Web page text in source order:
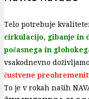
Telo potrebuje
cirkulacijo, gibanje in
počasnega in
vsakodnevno
čustvene
To je v rokah naših